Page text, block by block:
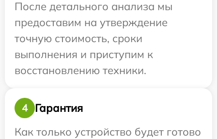
После детального анализа мы
предоставим на утверждение
точную стоимость, сроки
выполнения и приступим к
восстановлению техники.
4
Гарантия
Как только устройство будет готово